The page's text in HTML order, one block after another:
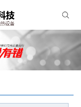
位置：首 页>> 全站搜索